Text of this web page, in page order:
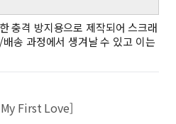
충격 방지용으로 제작되어 스크래
송 과정에서 생겨날 수 있고 이는
First Love]